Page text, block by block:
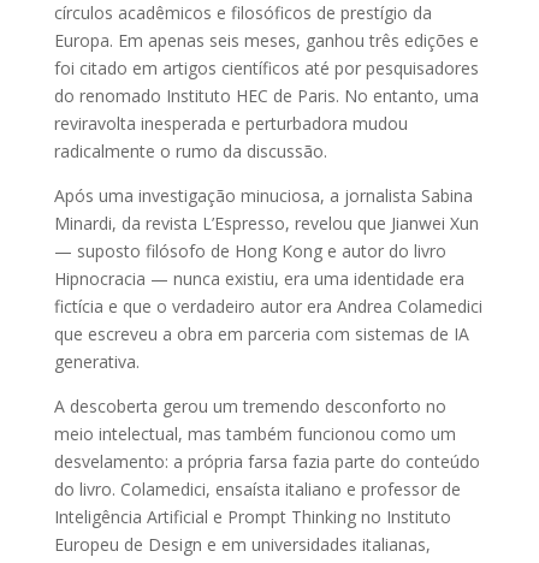
círculos acadêmicos e filosóficos de prestígio da
Europa. Em apenas seis meses, ganhou três edições e
foi citado em artigos científicos até por pesquisadores
do renomado Instituto HEC de Paris. No entanto, uma
reviravolta inesperada e perturbadora mudou
radicalmente o rumo da discussão.
Após uma investigação minuciosa, a jornalista Sabina
Minardi, da revista L’Espresso, revelou que Jianwei Xun
— suposto filósofo de Hong Kong e autor do livro
Hipnocracia — nunca existiu, era uma identidade era
fictícia e que o verdadeiro autor era Andrea Colamedici
que escreveu a obra em parceria com sistemas de IA
generativa.
A descoberta gerou um tremendo desconforto no
meio intelectual, mas também funcionou como um
desvelamento: a própria farsa fazia parte do conteúdo
do livro. Colamedici, ensaísta italiano e professor de
Inteligência Artificial e Prompt Thinking no Instituto
Europeu de Design e em universidades italianas,